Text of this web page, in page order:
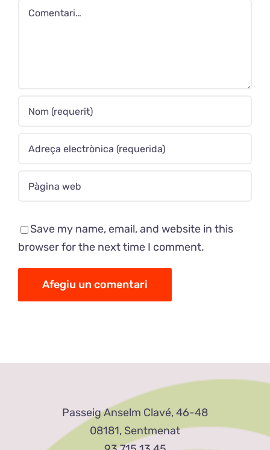
Comment
Save my name, email, and website in this
browser for the next time I comment.
Passeig Anselm Clavé, 46-48
08181, Sentmenat